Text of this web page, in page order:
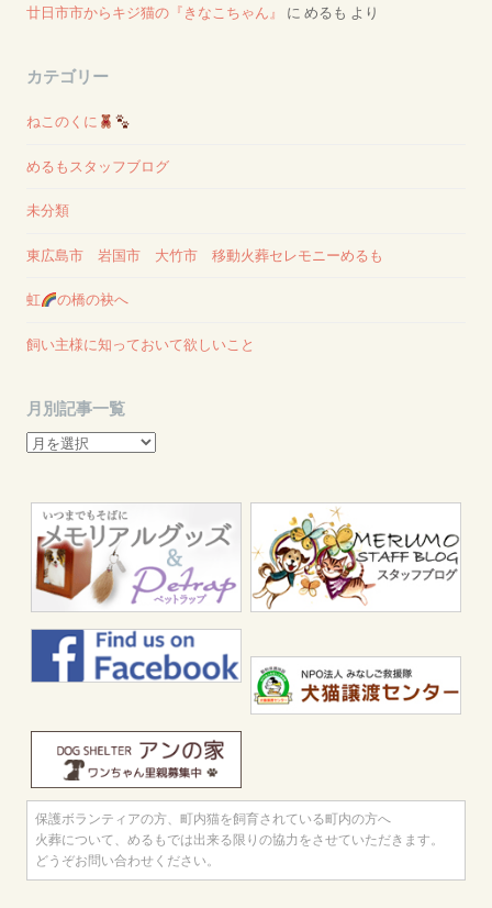
廿日市市からキジ猫の『きなこちゃん』 に めるも より
カテゴリー
ねこのくに
めるもスタッフブログ
未分類
東広島市 岩国市 大竹市 移動火葬セレモニーめるも
虹 の橋の袂へ
飼い主様に知っておいて欲しいこと
月別記事一覧
月
事
覧
保護ボランティアの方、町内猫を飼育されている町内の方へ
火葬について、めるもでは出来る限りの協力をさせていただきます。
どうぞお問い合わせください。